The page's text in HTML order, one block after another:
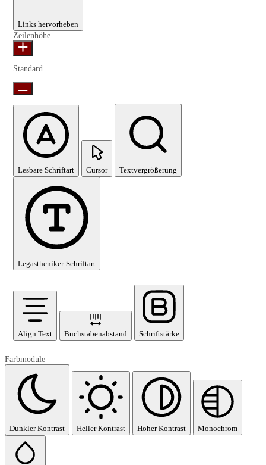
Links hervorheben
Zeilenhöhe
Standard
Lesbare Schriftart Cursor Textvergrößerung
Legastheniker-Schriftart
Align Text Buchstabenabstand Schriftstärke
Farbmodule
Dunkler Kontrast Heller Kontrast Hoher Kontrast Monochrom